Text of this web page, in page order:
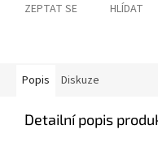
ZEPTAT SE HLÍDAT
Popis Diskuze
Detailní popis